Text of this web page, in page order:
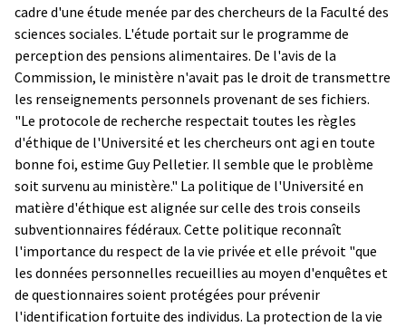
cadre d'une étude menée par des chercheurs de la Faculté des
sciences sociales. L'étude portait sur le programme de
perception des pensions alimentaires. De l'avis de la
Commission, le ministère n'avait pas le droit de transmettre
les renseignements personnels provenant de ses fichiers.
"Le protocole de recherche respectait toutes les règles
d'éthique de l'Université et les chercheurs ont agi en toute
bonne foi, estime Guy Pelletier. Il semble que le problème
soit survenu au ministère." La politique de l'Université en
matière d'éthique est alignée sur celle des trois conseils
subventionnaires fédéraux. Cette politique reconnaît
l'importance du respect de la vie privée et elle prévoit "que
les données personnelles recueillies au moyen d'enquêtes et
de questionnaires soient protégées pour prévenir
l'identification fortuite des individus. La protection de la vie